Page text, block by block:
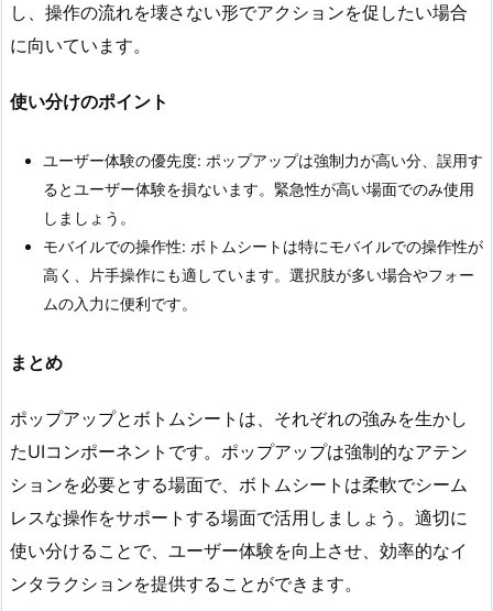
し、操作の流れを壊さない形でアクションを促したい場合
に向いています。
使い分けのポイント
ユーザー体験の優先度: ポップアップは強制力が高い分、誤用す
るとユーザー体験を損ないます。緊急性が高い場面でのみ使用
しましょう。
モバイルでの操作性: ボトムシートは特にモバイルでの操作性が
高く、片手操作にも適しています。選択肢が多い場合やフォー
ムの入力に便利です。
まとめ
ポップアップとボトムシートは、それぞれの強みを生かし
たUIコンポーネントです。ポップアップは強制的なアテン
ションを必要とする場面で、ボトムシートは柔軟でシーム
レスな操作をサポートする場面で活用しましょう。適切に
使い分けることで、ユーザー体験を向上させ、効率的なイ
ンタラクションを提供することができます。